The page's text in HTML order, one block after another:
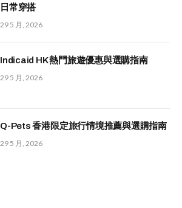
日常穿搭
29 5 月, 2026
Indicaid HK 熱門旅遊優惠與選購指南
29 5 月, 2026
Q-Pets 香港限定旅行情境推薦與選購指南
29 5 月, 2026